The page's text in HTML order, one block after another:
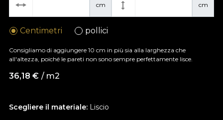
Scegliere il materiale: Liscio
cm cm
Centimetri pollici
Consigliamo di aggiungere 10 cm in più sia alla larghezza che
all'altezza, poiché le pareti non sono sempre perfettamente lisce.
36,18 € / m2